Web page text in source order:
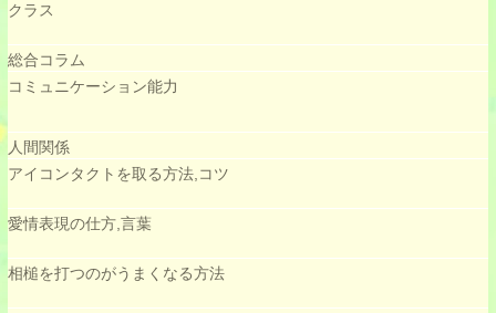
クラス
総合コラム
コミュニケーション能力
人間関係
アイコンタクトを取る方法,コツ
愛情表現の仕方,言葉
相槌を打つのがうまくなる方法